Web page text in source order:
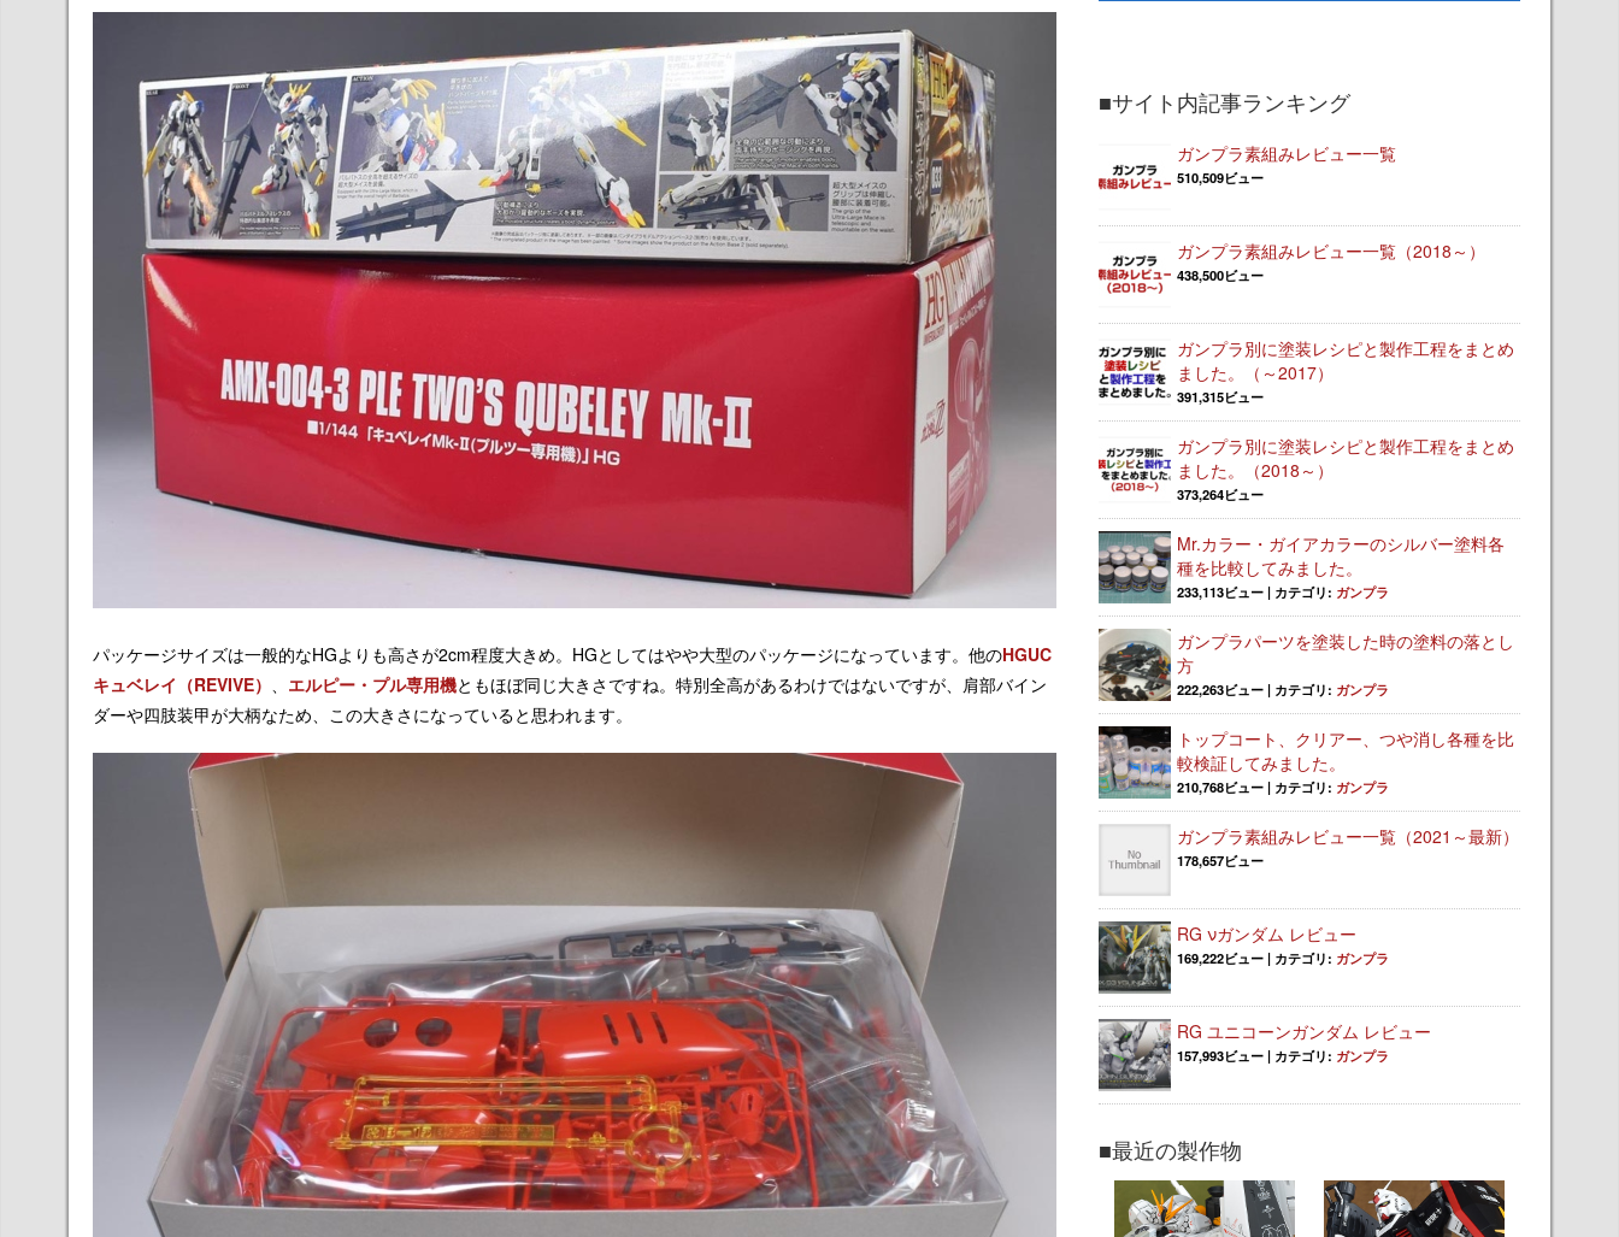
パッケージサイズは一般的なHGよりも高さが2cm程度大きめ。HGとしてはやや大型のパッケージになっています。他のHGUC
キュベレイ（REVIVE） 、 エルピー・プル専用機ともほぼ同じ大きさですね。特別全高があるわけではないですが、肩部バイン
ダーや四肢装甲が大柄なため、この大きさになっていると思われます。
■サイト内記事ランキング
ガンプラ素組みレビュー一覧
510,509ビュー
ガンプラ素組みレビュー一覧（2018～）
438,500ビュー
ガンプラ別に塗装レシピと製作工程をまとめ
ました。（～2017）
391,315ビュー
ガンプラ別に塗装レシピと製作工程をまとめ
ました。（2018～）
373,264ビュー
Mr.カラー・ガイアカラーのシルバー塗料各
種を比較してみました。
233,113ビュー | カテゴリ: ガンプラ
ガンプラパーツを塗装した時の塗料の落とし
方
222,263ビュー | カテゴリ: ガンプラ
トップコート、クリアー、つや消し各種を比
較検証してみました。
210,768ビュー | カテゴリ: ガンプラ
ガンプラ素組みレビュー一覧（2021～最新）
178,657ビュー
RG νガンダム レビュー
169,222ビュー | カテゴリ: ガンプラ
RG ユニコーンガンダム レビュー
157,993ビュー | カテゴリ: ガンプラ
■最近の製作物